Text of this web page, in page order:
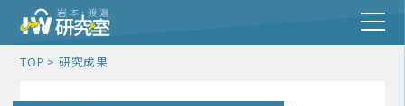
TOP 研究成果